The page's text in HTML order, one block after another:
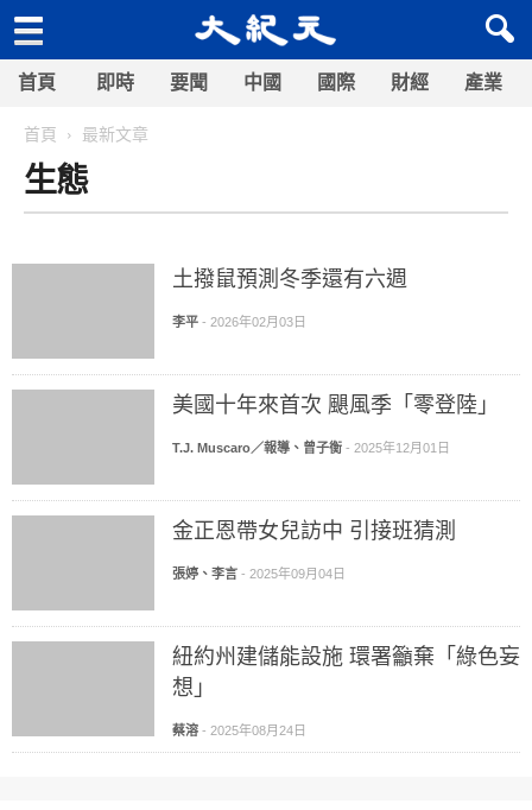
首頁 即時 要聞 中國 國際 財經 產業
首頁 最新文章
生態
土撥鼠預測冬季還有六週
李平 - 2026年02月03日
美國十年來首次 颶風季「零登陸」
T.J. Muscaro／報導、曾子衡 - 2025年12月01日
金正恩帶女兒訪中 引接班猜測
張婷、李言 - 2025年09月04日
紐約州建儲能設施 環署籲棄「綠色妄
想」
蔡溶 - 2025年08月24日